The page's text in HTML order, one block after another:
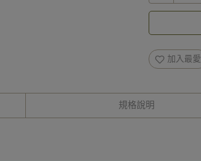
加入最愛
規格說明